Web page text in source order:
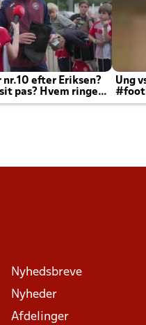
nr.10 efter Eriksen?
pas? Hvem ringer
efter kampe?
Ung
Nyhedsbreve
Nyheder
Afdelinger